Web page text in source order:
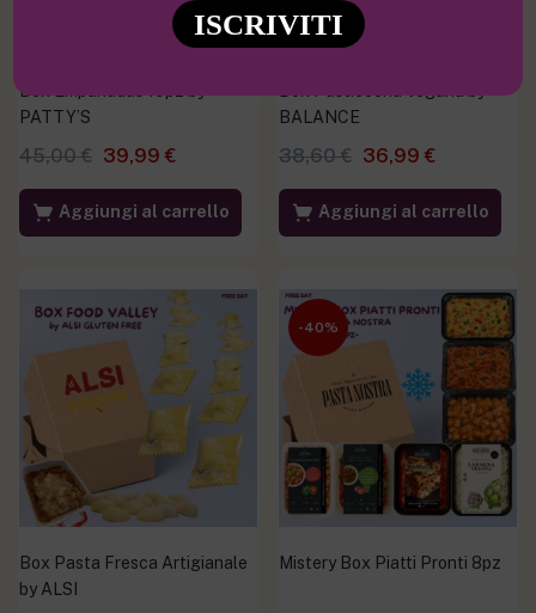
ISCRIVITI
Box Empanadas 10pz by
PATTY’S
45,00€ 39,99 €
Aggiungi al carrello
Box Pasticceria Vegana by
BALANCE
38,60€ 36,99 €
Aggiungi al carrello
Box Pasta Fresca Artigianale
by ALSI
-40%
Mistery Box Piatti Pronti 8pz